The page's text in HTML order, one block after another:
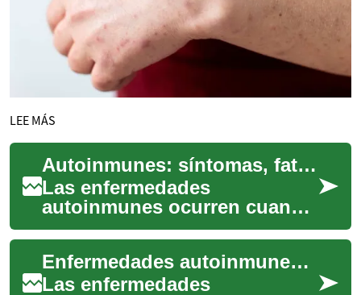
LEE MÁS
Autoinmunes: síntomas, fatiga e inflamación crónica
Las enfermedades
autoinmunes ocurren cuando
el sistema inmune ataca
tejidos propios, generando
cuadros variados que a...
Enfermedades autoinmunes: causas, síntomas y manejo
Las enfermedades